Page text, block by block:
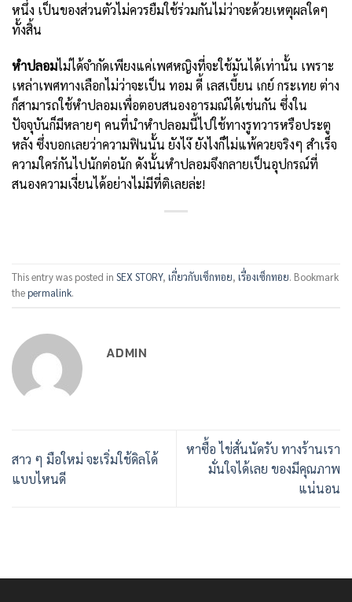
หนึ่ง เป็นของส่วนตัวไม่ควรยืมใช้ร่วมกันไม่ว่าจะด้วยเหตุผลใดๆ
ทั้งสิ้น
หำปลอมไม่ได้จำกัดเพียงแค่เพศหญิงที่จะใช้มันได้เท่านั้น เพราะ
เหล่าเพศทางเลือกไม่ว่าจะเป็น ทอม ดี้ เลสเบี้ยน เกย์ กระเทย ต่าง
ก็สามารถใช้หำปลอมเพื่อตอบสนองอารมณ์ได้เช่นกัน ซึ่งใน
ปัจจุบันก็มีหลายๆ คนที่นำหำปลอมนี้ไปใช้ทางรูทวารหรือประตู
หลัง ซึ่งบอกเลยว่าความฟินนั้น ยังไง๊ ยังไงก็ไม่แพ้ควยจริงๆ สำเร็จ
ความใคร่กันไปนักต่อนัก ดังนั้นหำปลอมจึงกลายเป็นอุปกรณ์ที่
สนองความเงี่ยนได้อย่างไม่มีที่ติเลยล่ะ!
This entry was posted in SEX STORY, เกี่ยวกับเซ็กทอย, เรื่องเซ็กทอย. Bookmark
thepermalink.
ADMIN
สาว ๆ มือใหม่ จะเริ่มใช้ดิลโด้
แบบไหนดี
หาซื้อ ไข่สั่นนัดรับ ทางร้านเรา
มั่นใจได้เลย ของมีคุณภาพ
แน่นอน